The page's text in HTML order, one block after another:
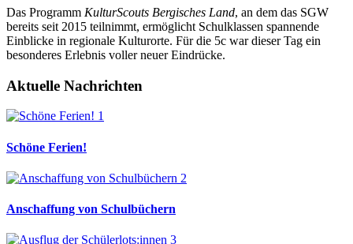
Das Programm KulturScouts Bergisches Land, an dem das SGW
bereits seit 2015 teilnimmt, ermöglicht Schulklassen spannende
Einblicke in regionale Kulturorte. Für die 5c war dieser Tag ein
besonderes Erlebnis voller neuer Eindrücke.
Aktuelle Nachrichten
Schöne Ferien!
Anschaffung von Schulbüchern